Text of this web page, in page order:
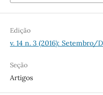
Edição
v. 14 n. 3 (2016): Setembro/
Seção
Artigos